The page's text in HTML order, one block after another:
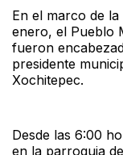
En el marco de
enero, el Pueblo
fueron
presidente
Xochitepec.
Desde las 6:00
en la parroquia